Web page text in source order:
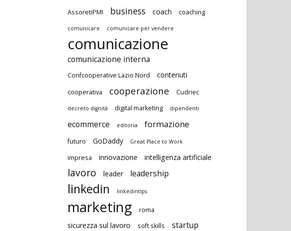
AssoretiPMI business coach coaching
comunicare comunicare per vendere
comunicazione
comunicazione interna
Confcooperative Lazio Nord contenuti
cooperativa cooperazione Cudriec
decreto dignità digital marketing dipendenti
ecommerce editoria formazione
futuro GoDaddy Great Place to Work
impresa innovazione intelligenza artificiale
lavoro leader leadership
linkedin linkedintips
marketing roma
sicurezza sul lavoro soft skills startup